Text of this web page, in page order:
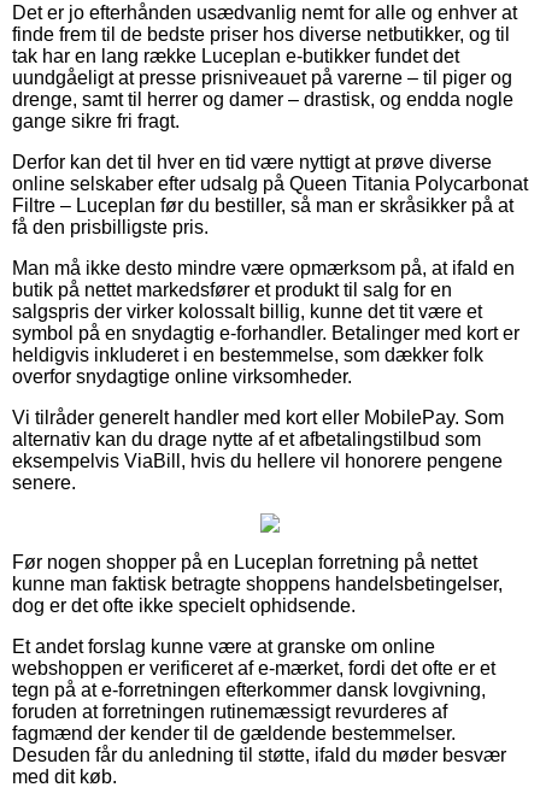
Det er jo efterhånden usædvanlig nemt for alle og enhver at
finde frem til de bedste priser hos diverse netbutikker, og til
tak har en lang række Luceplan e-butikker fundet det
uundgåeligt at presse prisniveauet på varerne – til piger og
drenge, samt til herrer og damer – drastisk, og endda nogle
gange sikre fri fragt.
Derfor kan det til hver en tid være nyttigt at prøve diverse
online selskaber efter udsalg på Queen Titania Polycarbonat
Filtre – Luceplan før du bestiller, så man er skråsikker på at
få den prisbilligste pris.
Man må ikke desto mindre være opmærksom på, at ifald en
butik på nettet markedsfører et produkt til salg for en
salgspris der virker kolossalt billig, kunne det tit være et
symbol på en snydagtig e-forhandler. Betalinger med kort er
heldigvis inkluderet i en bestemmelse, som dækker folk
overfor snydagtige online virksomheder.
Vi tilråder generelt handler med kort eller MobilePay. Som
alternativ kan du drage nytte af et afbetalingstilbud som
eksempelvis ViaBill, hvis du hellere vil honorere pengene
senere.
Før nogen shopper på en Luceplan forretning på nettet
kunne man faktisk betragte shoppens handelsbetingelser,
dog er det ofte ikke specielt ophidsende.
Et andet forslag kunne være at granske om online
webshoppen er verificeret af e-mærket, fordi det ofte er et
tegn på at e-forretningen efterkommer dansk lovgivning,
foruden at forretningen rutinemæssigt revurderes af
fagmænd der kender til de gældende bestemmelser.
Desuden får du anledning til støtte, ifald du møder besvær
med dit køb.